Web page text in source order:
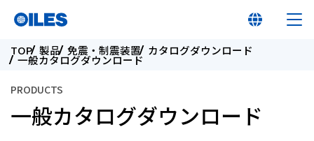
オイレス早わかり
TOP 製品 免震・制震装置 カタログダウンロード
一般カタログダウンロード
PRODUCTS
一般カタログダウンロード